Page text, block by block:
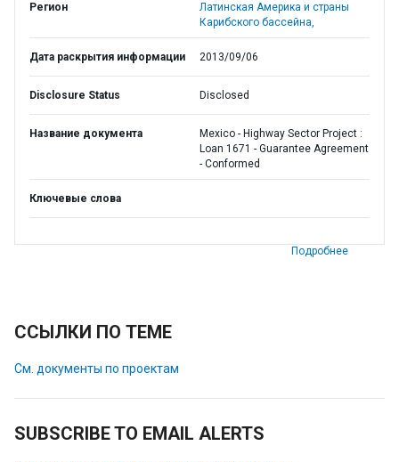
Регион
Латинская Америка и страны
Карибского бассейна,
Дата раскрытия информации 2013/09/06
Disclosure Status Disclosed
Название документа
Mexico - Highway Sector Project :
Loan 1671 - Guarantee Agreement
- Conformed
Ключевые слова
Подробнее
ССЫЛКИ ПО ТЕМЕ
См. документы по проектам
SUBSCRIBE TO EMAIL ALERTS